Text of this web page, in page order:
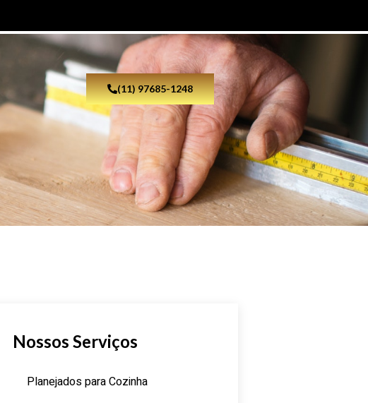
(11) 97685-1248
Nossos Serviços
Planejados para Cozinha